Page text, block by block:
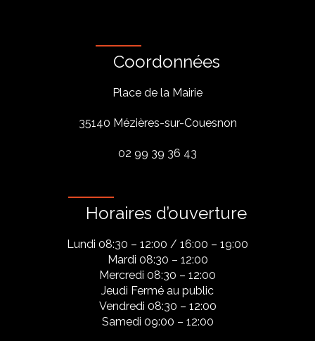
Coordonnées
Place de la Mairie
35140 Mézières-sur-Couesnon
02 99 39 36 43
Horaires d’ouverture
Lundi 08:30 – 12:00 / 16:00 – 19:00
Mardi 08:30 – 12:00
Mercredi 08:30 – 12:00
Jeudi Fermé au public
Vendredi 08:30 – 12:00
Samedi 09:00 – 12:00